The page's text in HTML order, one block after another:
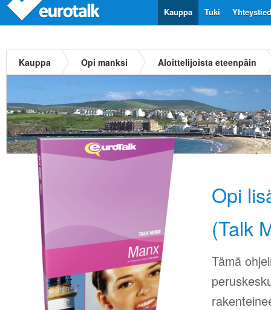
Tuki
Kauppa
Kauppa Opi manksi Aloittelijoista eteenpäin
Opi
(Talk
Tämä